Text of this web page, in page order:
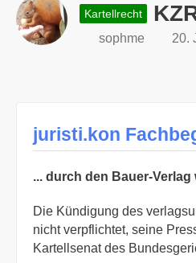
Kartellrecht
sophme 20.
juristi.kon
... durch den Bauer-Verlag
Die Kündigung des
nicht verpflichtet, seine
Kartellsenat des